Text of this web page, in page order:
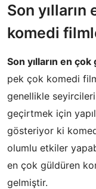
Son
komedi
Son yılların en
pek çok komedi
genellikle
geçirtmek için
gösteriyor ki
olumlu etkiler
en çok güldüren
gelmiştir.